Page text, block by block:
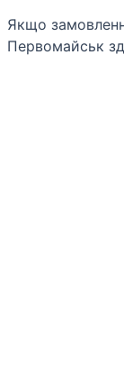
Якщо
Первомайськ